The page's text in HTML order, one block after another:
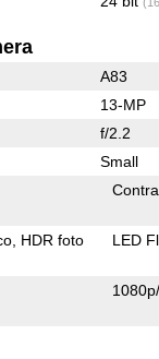
A83
13-MP
f/2.2
Small
HDR foto LED